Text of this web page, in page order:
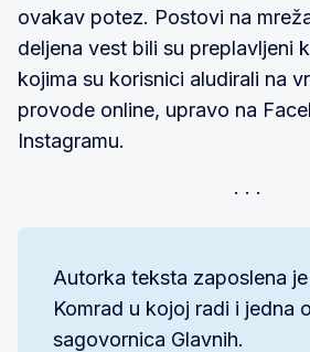
ovakav potez. Postovi na
deljena vest bili su preplavljeni
kojima su korisnici aludirali na
provode online, upravo na
Instagramu.
Autorka teksta zaposlena
Komrad u kojoj radi i jedna
sagovornica Glavnih.